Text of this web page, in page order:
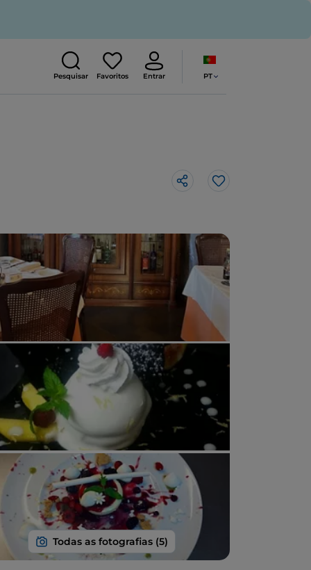
Pesquisar Favoritos Entrar PT
Gosto